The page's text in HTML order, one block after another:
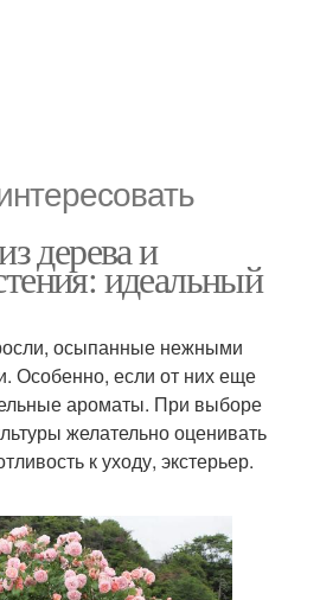
дерева и
идеальный
осыпанные нежными
Особенно, если от них еще
ароматы. При выборе
желательно оценивать
к уходу, экстерьер.